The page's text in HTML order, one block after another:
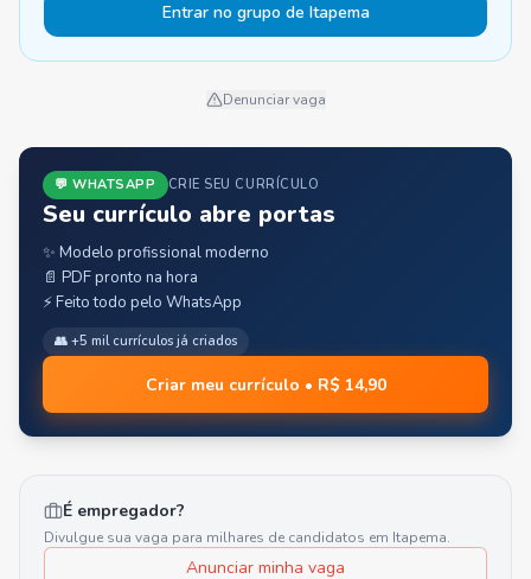
Entrar no grupo de Itapema
Denunciar vaga
💬 WHATSAPP CRIE SEU CURRÍCULO
Seu currículo abre portas
✨ Modelo profissional moderno
📄 PDF pronto na hora
⚡ Feito todo pelo WhatsApp
👥 +5 mil currículos já criados
Criar meu currículo • R$ 14,90
É empregador?
Divulgue sua vaga para milhares de candidatos em Itapema.
Anunciar minha vaga